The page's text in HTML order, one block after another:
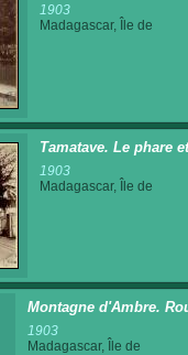
1903
Madagascar, Île de
Tamatave. Le phare
1903
Madagascar, Île de
Montagne d'Ambre.
1903
Madagascar, Île de